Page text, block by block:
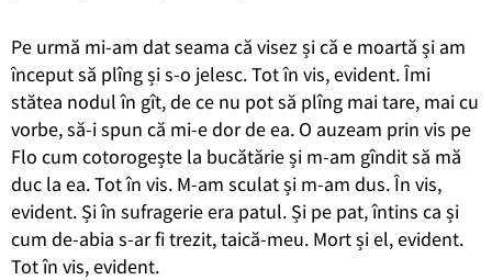
Pe urmă mi-am dat seama că visez și că e moartă și am
începutsă plîng și s-o jelesc.Tot în vis, evident. Îmi
stătea nodul în gît, de ce nu pot să plîng mai tare, mai cu
vorbe, să-i spun că mi-e dor de ea. O auzeam prin vis pe
Flo cum cotorogește la bucătărie și m-am gîndit să mă
duc la ea. Tot în vis. M-am sculat și m-am dus. În vis,
evident. Și în sufragerie era patul. Și pe pat, întins ca și
cum de-abia s-ar fi trezit, taică-meu. Mort și el, evident.
Tot în vis, evident.